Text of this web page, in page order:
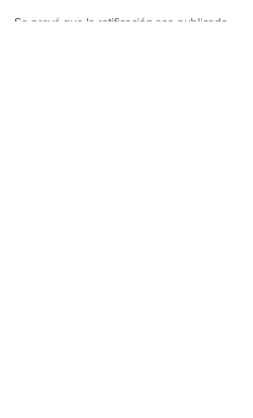
Se prevé que la ratificación sea publicada